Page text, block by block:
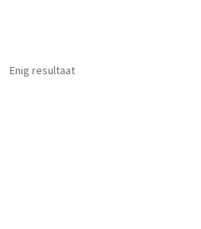
Enig resultaat